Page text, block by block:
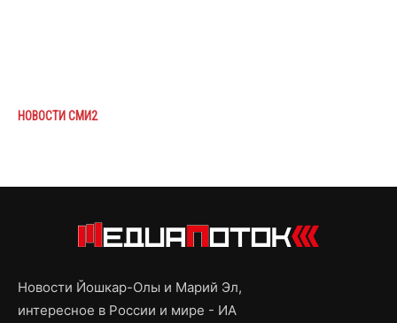
НОВОСТИ СМИ2
Новости Йошкар-Олы и Марий Эл,
интересное в России и мире - ИА